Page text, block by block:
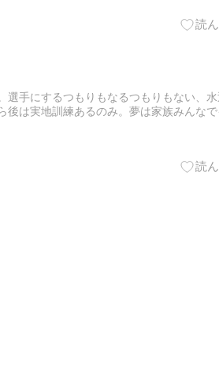
選手にするつもりもなるつもりもない、
は実地訓練あるのみ。夢は家族みんなで